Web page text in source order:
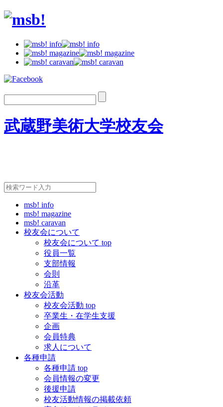
武蔵野美術大学校友会
msb! info
msb! magazine
msb! caravan
校友会について
校友会について top
役員一覧
支部情報
会則
沿革
校友会活動
校友会活動 top
卒業生・在学生支援
企画
会員特典
求人について
各種申請
各種申請 top
会員情報の変更
後援申請
校友活動情報の掲載依頼